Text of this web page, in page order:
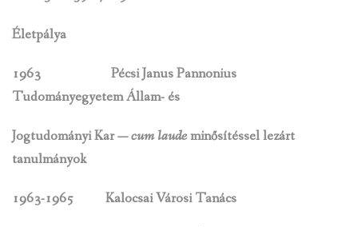
Életpálya
1963 Pécsi Janus Pannonius
Tudományegyetem Állam- és
Jogtudományi Kar —cum laudeminősítéssel lezárt
tanulmányok
1963-1965 Kalocsai Városi Tanács